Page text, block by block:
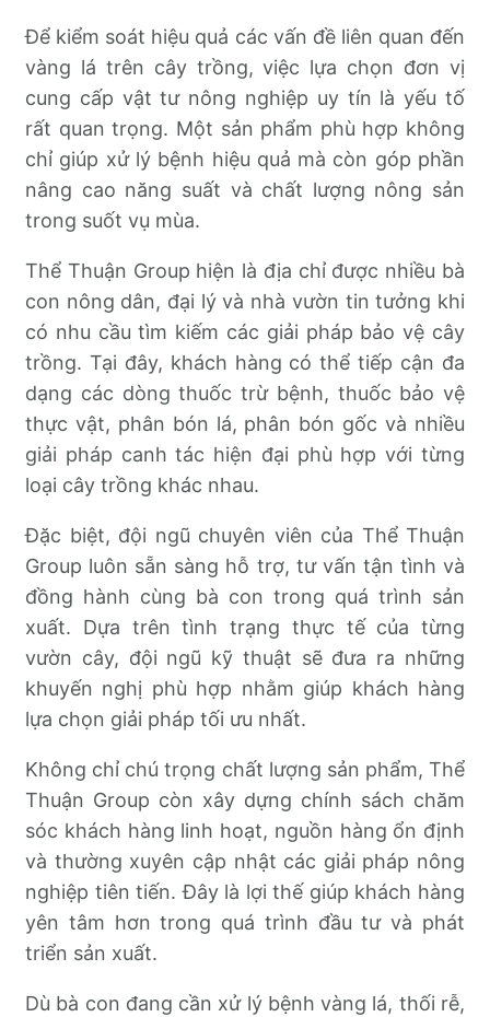
Để kiểm soát hiệu quả các vấn đề liên quan đến
vàng lá trên cây trồng, việc lựa chọn đơn vị
cung cấp vật tư nông nghiệp uy tín là yếu tố
rất quan trọng. Một sản phẩm phù hợp không
chỉ giúp xử lý bệnh hiệu quả mà còn góp phần
nâng cao năng suất và chất lượng nông sản
trong suốt vụ mùa.
Thể Thuận Group hiện là địa chỉ được nhiều bà
con nông dân, đại lý và nhà vườn tin tưởng khi
có nhu cầu tìm kiếm các giải pháp bảo vệ cây
trồng. Tại đây, khách hàng có thể tiếp cận đa
dạng các dòng thuốc trừ bệnh, thuốc bảo vệ
thực vật, phân bón lá, phân bón gốc và nhiều
giải pháp canh tác hiện đại phù hợp với từng
loại cây trồng khác nhau.
Đặc biệt, đội ngũ chuyên viên của Thể Thuận
Group luôn sẵn sàng hỗ trợ, tư vấn tận tình và
đồng hành cùng bà con trong quá trình sản
xuất. Dựa trên tình trạng thực tế của từng
vườn cây, đội ngũ kỹ thuật sẽ đưa ra những
khuyến nghị phù hợp nhằm giúp khách hàng
lựa chọn giải pháp tối ưu nhất.
Không chỉ chú trọng chất lượng sản phẩm, Thể
Thuận Group còn xây dựng chính sách chăm
sóc khách hàng linh hoạt, nguồn hàng ổn định
và thường xuyên cập nhật các giải pháp nông
nghiệp tiên tiến. Đây là lợi thế giúp khách hàng
yên tâm hơn trong quá trình đầu tư và phát
triển sản xuất.
Dù bà con đang cần xử lý bệnh vàng lá, thối rễ,